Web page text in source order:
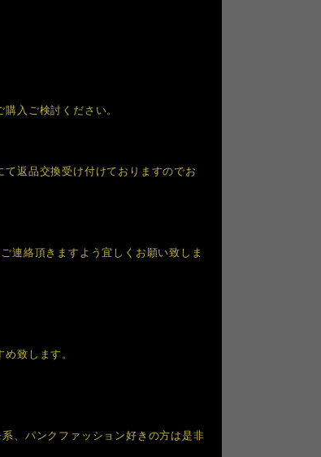
入ご検討ください。
返品交換受け付けておりますのでお
連絡頂きますよう宜しくお願い致しま
致します。
、パンクファッション好きの方は是非